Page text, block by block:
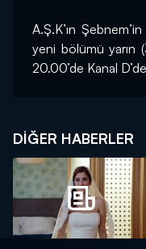
A.Ş.K’ın
yeni bölümü yarın
20.00’de Kanal
DIĞER HABERLER